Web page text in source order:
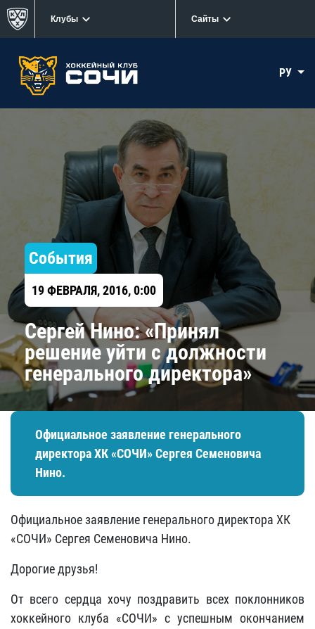
Клубы Сайты
РУ
События
19 ФЕВРАЛЯ, 2016, 0:00
Сергей Нино: «Принял
решение уйти с должности
генерального директора»
Официальное заявление генерального
директора ХК «СОЧИ» Сергея Семеновича
Нино.
Официальное заявление генерального директора ХК
«СОЧИ» Сергея Семеновича Нино.
Дорогие друзья!
От всего сердца хочу поздравить всех поклонников
хоккейного клуба «СОЧИ» с успешным окончанием